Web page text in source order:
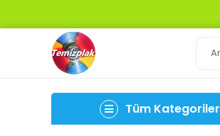
Tüm Kategoriler